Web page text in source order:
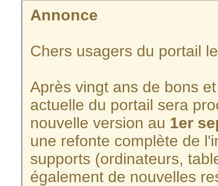
Annonce
Chers usagers du portail
Après vingt ans de bons
actuelle du portail sera
nouvelle version au 1er
une refonte complète de
supports (ordinateurs,
également de nouvelles